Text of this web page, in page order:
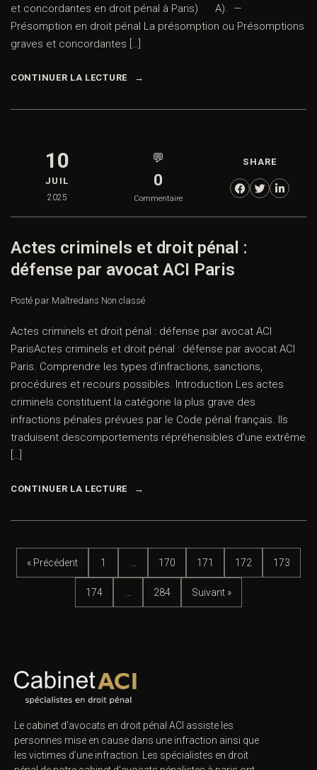
et concordantes en droit pénal à Paris) A). —
Présomption en droit pénal La présomption ou Présomptions
graves et concordantes […]
CONTINUER LA LECTURE
10
JUIL
2025
💬
0
Commentaire
SHARE
Actes criminels et droit pénal :
défense par avocat ACI Paris
Posté par Maîtredans Non classé
Actes criminels et droit pénal : défense par avocat ACI
ParisActes criminels et droit pénal : défense par avocat ACI
Paris. Comprendre les types d’infractions, sanctions,
procédures et recours possibles. Introduction Les actes
criminels constituent la catégorie la plus grave des
infractions pénales prévues par le Code pénal français. Ils
traduisent descomportements répréhensibles d’une extrême
[…]
CONTINUER LA LECTURE
« Précédent 1 170 171 172 173
174 284 Suivant »
Le cabinet d’avocats en droit pénal ACI assiste les
personnes mise en cause dans une infraction ainsi que
les victimes d’une infraction. Les spécialistes en droit